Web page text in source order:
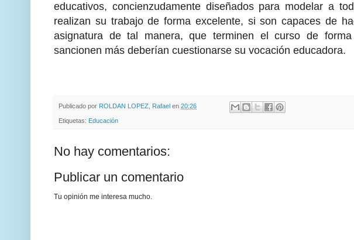
educativos, concienzudamente diseñados para modelar a
realizan su trabajo de forma excelente, si son capaces de
asignatura de tal manera, que terminen el curso de forma
sancionen más deberían cuestionarse su vocación educadora.
Publicado por ROLDAN LOPEZ, Rafael en 20:26
Etiquetas: Educación
No hay comentarios:
Publicar un comentario
Tu opinión me interesa mucho.